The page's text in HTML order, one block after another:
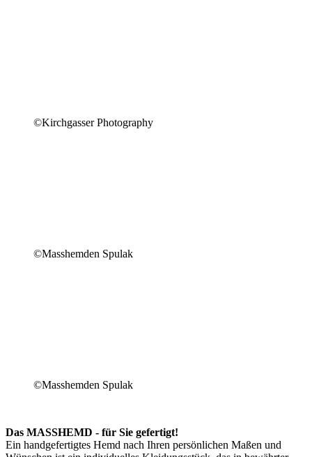
©Kirchgasser Photography
©Masshemden Spulak
©Masshemden Spulak
Das MASSHEMD - für Sie gefertigt!
Ein handgefertigtes Hemd nach Ihren persönlichen Maßen und